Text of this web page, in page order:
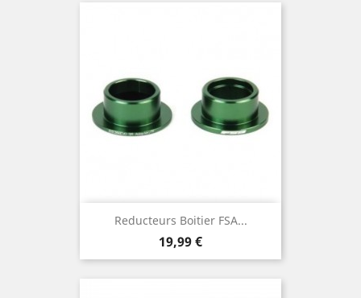
Reducteurs Boitier FSA...
Prix
19,99 €